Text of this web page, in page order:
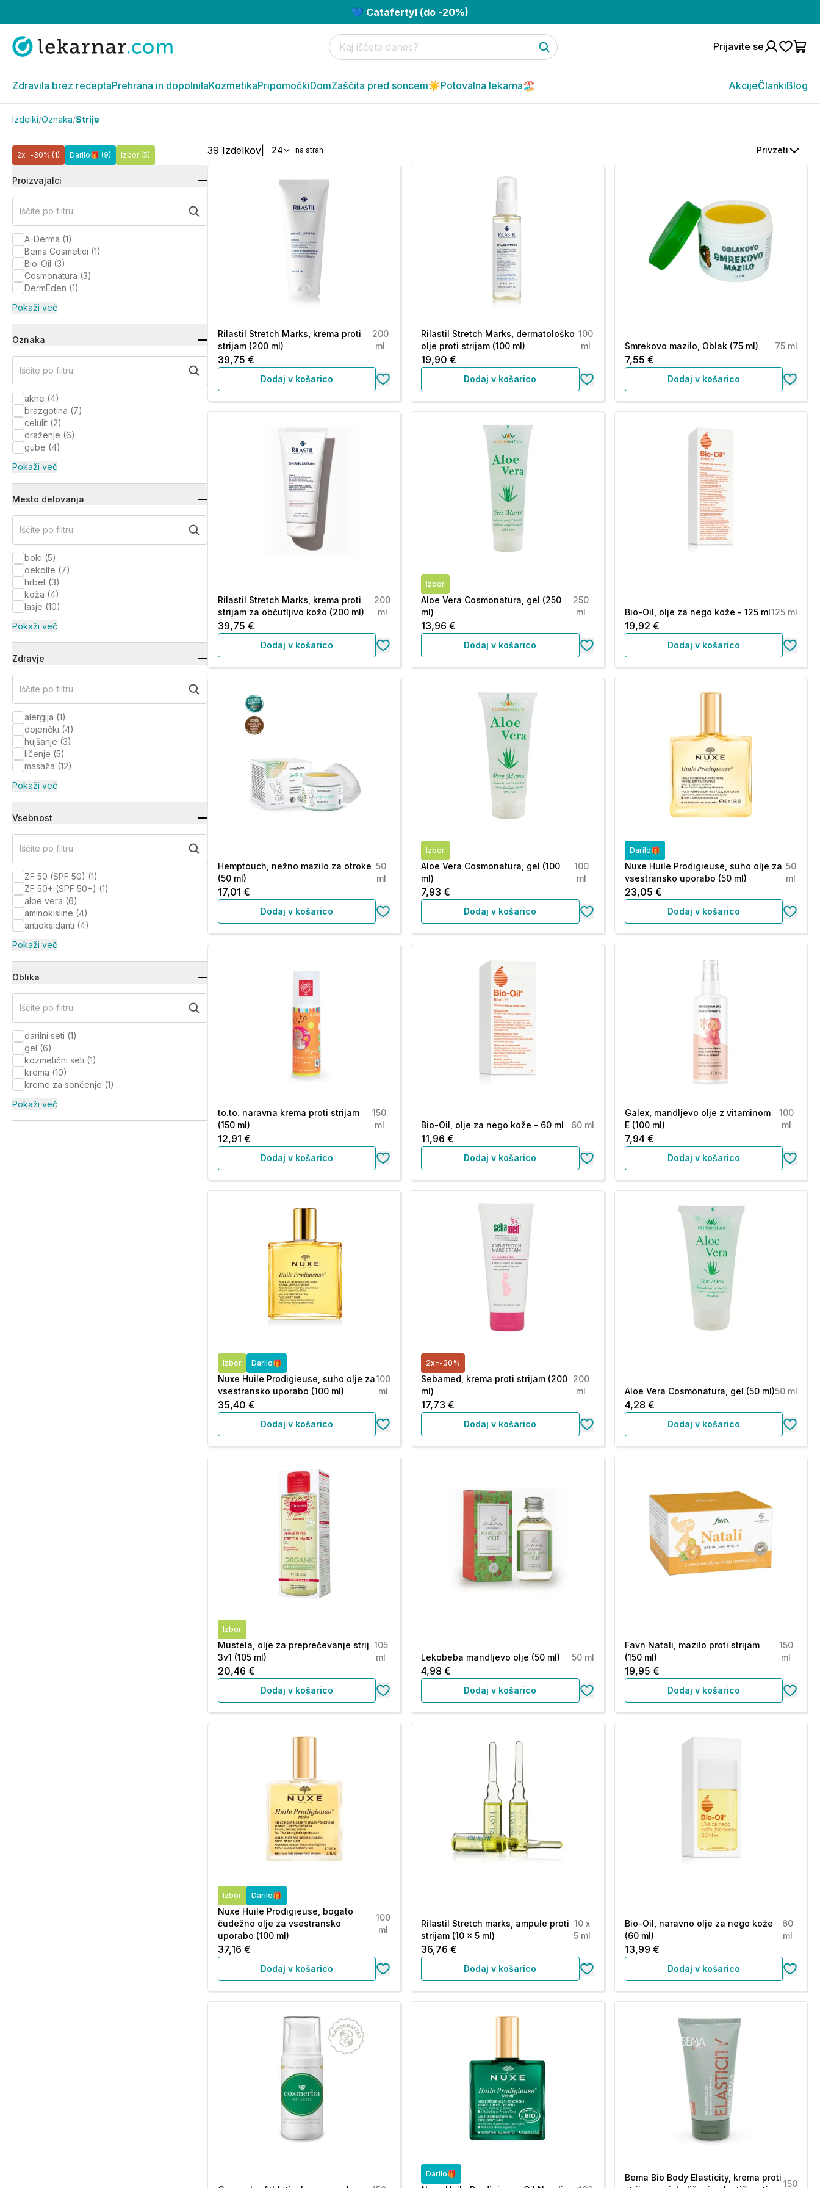
💙 Catafertyl (do -20%)
Prijavite se
Zdravila brez receptaPrehrana in dopolnilaKozmetikaPripomočkiDomZaščita pred soncem☀️Potovalna lekarna🏖️ AkcijeČlankiBlog
Izdelki/Oznaka/Strije
2x=-30% (1) Darilo🎁 (9) Izbor (5)
Proizvajalci
Iščite po filtru
A-Derma (1)
Bema Cosmetici (1)
Bio-Oil (3)
Cosmonatura (3)
DermEden (1)
Pokaži več
Oznaka
Iščite po filtru
akne (4)
brazgotina (7)
celulit (2)
draženje (6)
gube (4)
Pokaži več
Mesto delovanja
Iščite po filtru
boki (5)
dekolte (7)
hrbet (3)
koža (4)
lasje (10)
Pokaži več
Zdravje
Iščite po filtru
alergija (1)
dojenčki (4)
hujšanje (3)
ličenje (5)
masaža (12)
Pokaži več
Vsebnost
Iščite po filtru
ZF 50 (SPF 50) (1)
ZF 50+ (SPF 50+) (1)
aloe vera (6)
aminokisline (4)
antioksidanti (4)
Pokaži več
Oblika
Iščite po filtru
darilni seti (1)
gel (6)
kozmetični seti (1)
krema (10)
kreme za sončenje (1)
Pokaži več
39 Izdelkov 24 na stran Privzeti
Rilastil Stretch Marks, krema proti
strijam (200 ml)
200
ml
39,75 €
Dodaj v košarico
Rilastil Stretch Marks, dermatološko
olje proti strijam (100 ml)
100
ml
19,90 €
Dodaj v košarico
Smrekovo mazilo, Oblak (75 ml) 75 ml
7,55 €
Dodaj v košarico
Rilastil Stretch Marks, krema proti
strijam za občutljivo kožo (200 ml)
200
ml
39,75 €
Dodaj v košarico
Izbor
Aloe Vera Cosmonatura, gel (250
ml)
250
ml
13,96 €
Dodaj v košarico
Bio-Oil, olje za nego kože - 125 ml125 ml
19,92 €
Dodaj v košarico
Hemptouch, nežno mazilo za otroke
(50 ml)
50
ml
17,01 €
Dodaj v košarico
Izbor
Aloe Vera Cosmonatura, gel (100
ml)
100
ml
7,93 €
Dodaj v košarico
Darilo🎁
Nuxe Huile Prodigieuse, suho olje za
vsestransko uporabo (50 ml)
50
ml
23,05 €
Dodaj v košarico
to.to. naravna krema proti strijam
(150 ml)
150
ml
12,91 €
Dodaj v košarico
Bio-Oil, olje za nego kože - 60 ml 60 ml
11,96 €
Dodaj v košarico
Galex, mandljevo olje z vitaminom
E (100 ml)
100
ml
7,94 €
Dodaj v košarico
Izbor Darilo🎁
Nuxe Huile Prodigieuse, suho olje za
vsestransko uporabo (100 ml)
100
ml
35,40 €
Dodaj v košarico
2x=-30%
Sebamed, krema proti strijam (200
ml)
200
ml
17,73 €
Dodaj v košarico
Aloe Vera Cosmonatura, gel (50 ml)50 ml
4,28 €
Dodaj v košarico
Izbor
Mustela, olje za preprečevanje strij
3v1 (105 ml)
105
ml
20,46 €
Dodaj v košarico
Lekobeba mandljevo olje (50 ml) 50 ml
4,98 €
Dodaj v košarico
Favn Natali, mazilo proti strijam
(150 ml)
150
ml
19,95 €
Dodaj v košarico
Izbor Darilo🎁
Nuxe Huile Prodigieuse, bogato
čudežno olje za vsestransko
uporabo (100 ml)
100
ml
37,16 €
Dodaj v košarico
Rilastil Stretch marks, ampule proti
strijam (10 x 5 ml)
10 x
5 ml
36,76 €
Dodaj v košarico
Bio-Oil, naravno olje za nego kože
(60 ml)
60
ml
13,99 €
Dodaj v košarico
Darilo🎁
Bema Bio Body Elasticity, krema proti
150